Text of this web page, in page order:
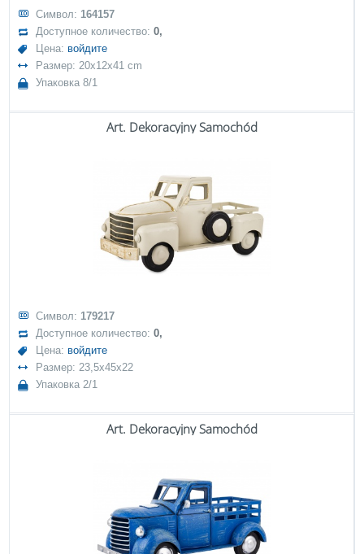
Символ: 164157
Доступное количество:0,
Цена: войдите
Размер: 20x12x41 cm
Упаковка 8/1
Art. Dekoracyjny Samochód
Символ: 179217
Доступное количество:0,
Цена: войдите
Размер: 23,5x45x22
Упаковка 2/1
Art. Dekoracyjny Samochód